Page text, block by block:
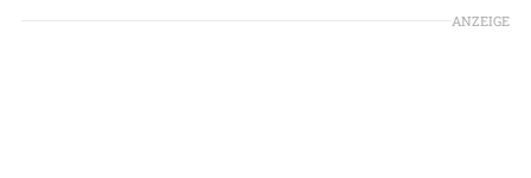
ANZEIGE